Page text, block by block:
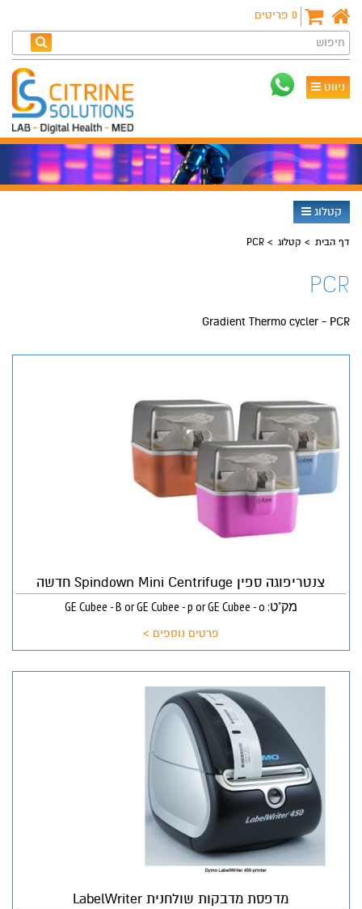
0 פריטים
חיפוש
ניווט
קטלוג
דף הבית קטלוג PCR
PCR
Gradient Thermo cycler - PCR
צנטריפוגה ספין Spindown Mini Centrifuge חדשה
מק"ט: GE Cubee - B or GE Cubee - p or GE Cubee - o
פרטים נוספים >
מדפסת מדבקות שולחנית LabelWriter